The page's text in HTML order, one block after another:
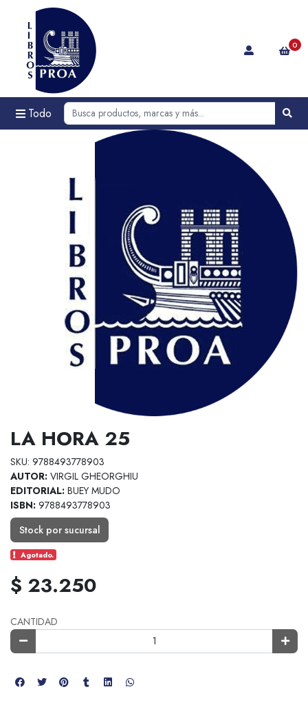
Todo
0
LA HORA 25
SKU: 9788493778903
AUTOR: VIRGIL GHEORGHIU
EDITORIAL: BUEY MUDO
ISBN: 9788493778903
Stock por sucursal
Agotado.
$ 23.250
CANTIDAD